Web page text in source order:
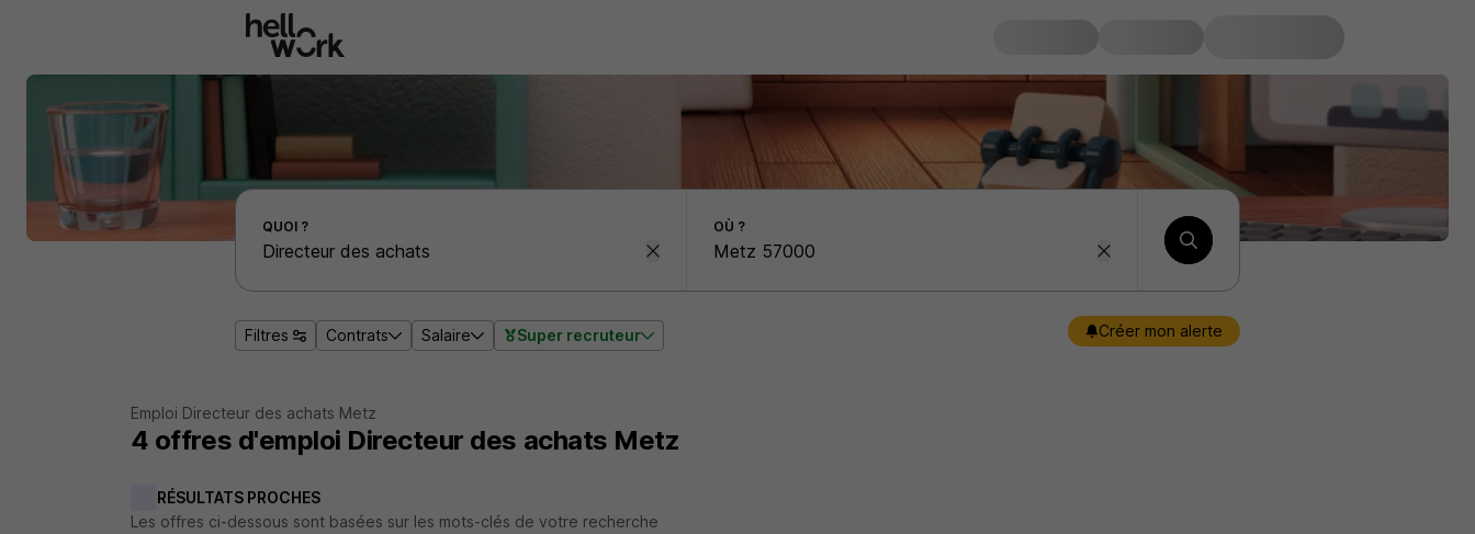
Effectuer une recherche d'emploi par localité
QUOI ? OÙ ?
Filtres Contrats Salaire Super recruteur Créer mon alerte
Emploi Directeur des achats Metz
4 offres d'emploi Directeur des achats Metz
RÉSULTATS PROCHES
Les offres ci-dessous sont basées sur les mots-clés de votre recherche